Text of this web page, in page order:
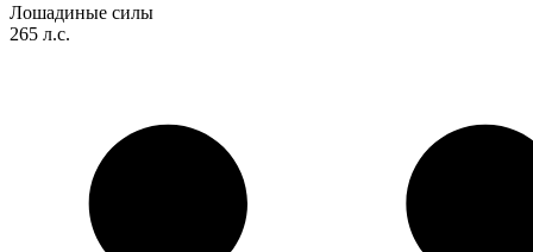
Лошадиные силы
265 л.с.